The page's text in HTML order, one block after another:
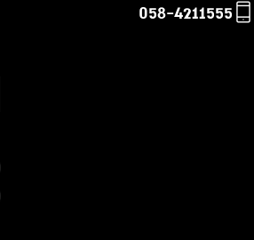
058-4211555